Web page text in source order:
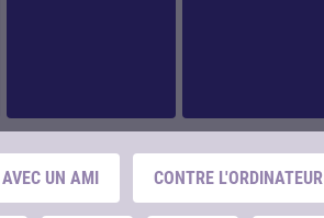
AVEC UN AMI CONTRE L'ORDINATEUR